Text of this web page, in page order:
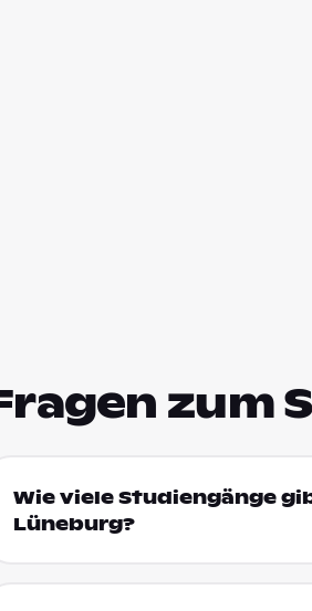
zum
Wie viele Studiengänge
Lüneburg?